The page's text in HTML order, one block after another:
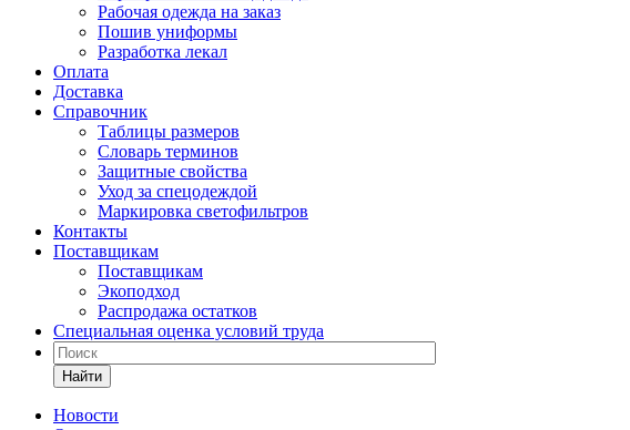
Рабочая одежда на заказ
Пошив униформы
Разработка лекал
Оплата
Доставка
Справочник
Таблицы размеров
Словарь терминов
Защитные свойства
Уход за спецодеждой
Маркировка светофильтров
Контакты
Поставщикам
Поставщикам
Экоподход
Распродажа остатков
Специальная оценка условий труда
Найти
Новости